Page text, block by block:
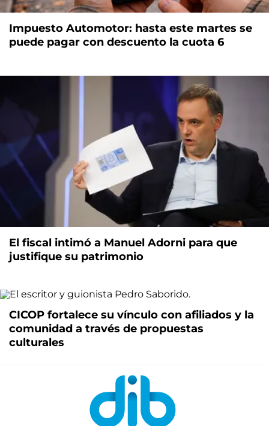
Impuesto Automotor: hasta este martes se
puede pagar con descuento la cuota 6
El fiscal intimó a Manuel Adorni para que
justifique su patrimonio
CICOP fortalece su vínculo con afiliados y la
comunidad a través de propuestas
culturales